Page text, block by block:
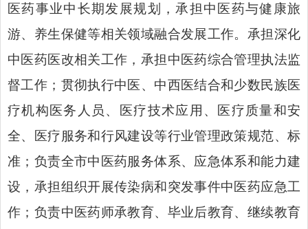
医药事业中长期发展规划，承担中医药与健康旅
游、养生保健等相关领域融合发展工作。承担深化
中医药医改相关工作，承担中医药综合管理执法监
督工作；贯彻执行中医、中西医结合和少数民族医
疗机构医务人员、医疗技术应用、医疗质量和安
全、医疗服务和行风建设等行业管理政策规范、标
准；负责全市中医药服务体系、应急体系和能力建
设，承担组织开展传染病和突发事件中医药应急工
作；负责中医药师承教育、毕业后教育、继续教育